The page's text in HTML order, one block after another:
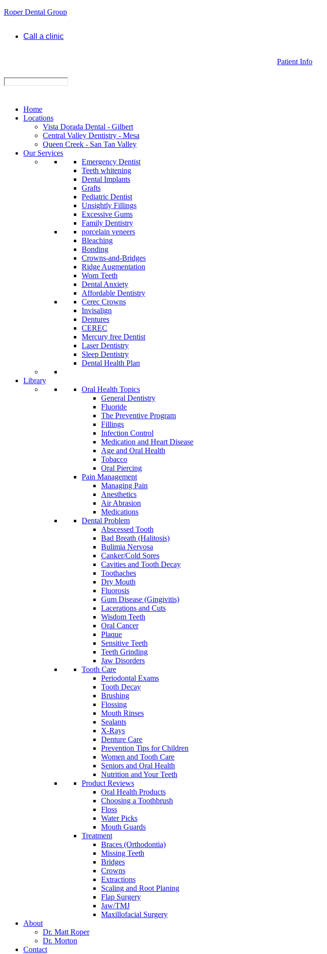
Roper Dental Group
Call a clinic
Patient Info
Home
Locations
Vista Dorada Dental - Gilbert
Central Valley Dentistry - Mesa
Queen Creek - San Tan Valley
Our Services
Emergency Dentist
Teeth whitening
Dental Implants
Grafts
Pediatric Dentist
Unsightly Fillings
Excessive Gums
Family Dentistry
porcelain veneers
Bleaching
Bonding
Crowns-and-Bridges
Ridge Augmentation
Worn Teeth
Dental Anxiety
Affordable Dentistry
Cerec Crowns
Invisalign
Dentures
CEREC
Mercury free Dentist
Laser Dentistry
Sleep Dentistry
Dental Health Plan
Library
Oral Health Topics
General Dentistry
Fluoride
The Preventive Program
Fillings
Infection Control
Medication and Heart Disease
Age and Oral Health
Tobacco
Oral Piercing
Pain Management
Managing Pain
Anesthetics
Air Abrasion
Medications
Dental Problem
Abscessed Tooth
Bad Breath (Halitosis)
Bulimia Nervosa
Canker/Cold Sores
Cavities and Tooth Decay
Toothaches
Dry Mouth
Fluorosis
Gum Disease (Gingivitis)
Lacerations and Cuts
Wisdom Teeth
Oral Cancer
Plaque
Sensitive Teeth
Teeth Grinding
Jaw Disorders
Tooth Care
Periodontal Exams
Tooth Decay
Brushing
Flossing
Mouth Rinses
Sealants
X-Rays
Denture Care
Prevention Tips for Children
Women and Tooth Care
Seniors and Oral Health
Nutrition and Your Teeth
Product Reviews
Oral Health Products
Choosing a Toothbrush
Floss
Water Picks
Mouth Guards
Treatment
Braces (Orthodontia)
Missing Teeth
Bridges
Crowns
Extractions
Scaling and Root Planing
Flap Surgery
Jaw/TMJ
Maxillofacial Surgery
About
Dr. Matt Roper
Dr. Morton
Contact